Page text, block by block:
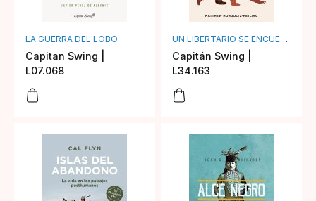
LA GUERRA DEL LOBO
Capitan Swing |
L07.068
UN LIBERTARIO SE ENCUENTRA CON UN OSO
Capitán Swing |
L34.163